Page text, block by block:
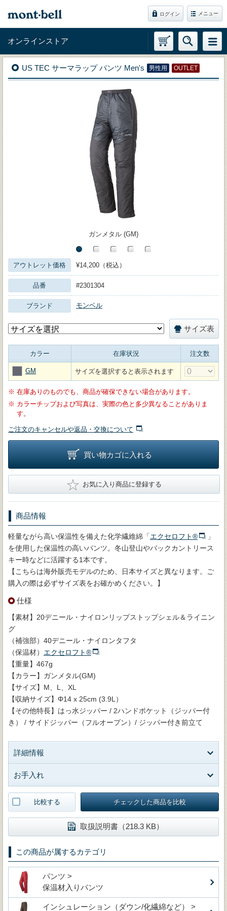
ログイン メニュー
オンラインストア
US TEC サーマラップ パンツ Men's 男性用 OUTLET
ガンメタル (GM)
アウトレット価格 ¥14,200（税込）
品番 #2301304
ブランド モンベル
サイズ表
カラー 在庫状況 注文数
GM サイズを選択すると表示されます
※ 在庫ありのものでも、商品が確保できない場合があります。
※ カラーチップおよび写真は、実際の色と多少異なることがありま
す。
ご注文のキャンセルや返品・交換について
買い物カゴに入れる
★ お気に入り商品に登録する
商品情報
軽量ながら高い保温性を備えた化学繊維綿「エクセロフト®
」
を使用した保温性の高いパンツ。冬山登山やバックカントリース
キー時などに活躍する1本です。
【こちらは海外販売モデルのため、日本サイズと異なります。ご
購入の際は必ずサイズ表をお確かめください。】
仕様
【素材】20デニール・ナイロンリップストップシェル＆ライニン
グ
（補強部）40デニール・ナイロンタフタ
（保温材） エクセロフト®
【重量】467g
【カラー】ガンメタル(GM)
【サイズ】M、L、XL
【収納サイズ】Φ14 x 25cm (3.9L）
【その他特長】はっ水ジッパー / 2ハンドポケット（ジッパー付
き） / サイドジッパー（フルオープン）/ ジッパー付き前立て
詳細情報
お手入れ
比較する チェックした商品を比較
取扱説明書（218.3 KB）
この商品が属するカテゴリ
パンツ >
保温材入りパンツ
インシュレーション（ダウン/化繊綿など） >